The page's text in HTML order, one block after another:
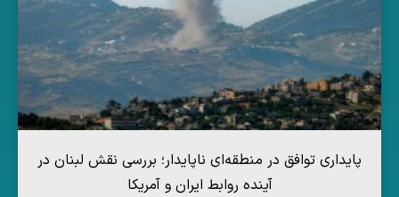
پایداری توافق در منطقه‌ای ناپایدار؛ بررسی نقش لبنان در
آینده روابط ایران و آمریکا